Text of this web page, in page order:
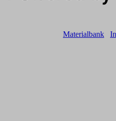
Materialbank